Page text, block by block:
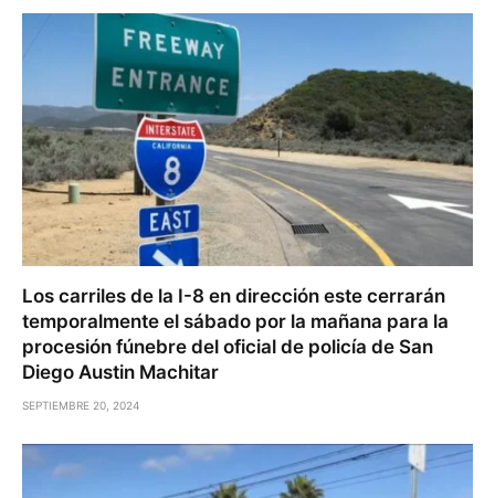
Los carriles de la I-8 en dirección este cerrarán
temporalmente el sábado por la mañana para la
procesión fúnebre del oficial de policía de San
Diego Austin Machitar
SEPTIEMBRE 20, 2024